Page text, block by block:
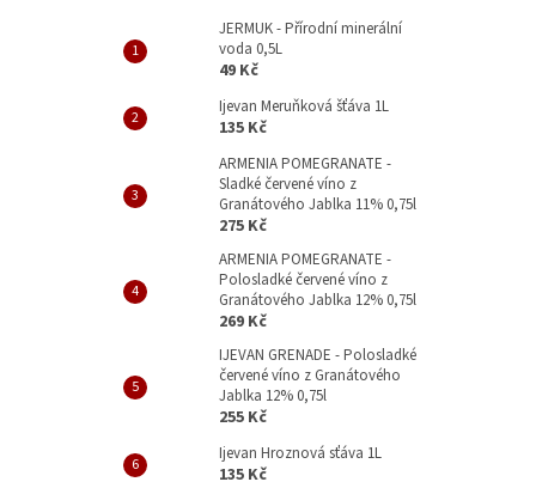
JERMUK - Přírodní minerální
voda 0,5L
49 Kč
Ijevan Meruňková šťáva 1L
135 Kč
ARMENIA POMEGRANATE -
Sladké červené víno z
Granátového Jablka 11% 0,75l
275 Kč
ARMENIA POMEGRANATE -
Polosladké červené víno z
Granátového Jablka 12% 0,75l
269 Kč
IJEVAN GRENADE - Polosladké
červené víno z Granátového
Jablka 12% 0,75l
255 Kč
Ijevan Hroznová sťáva 1L
135 Kč